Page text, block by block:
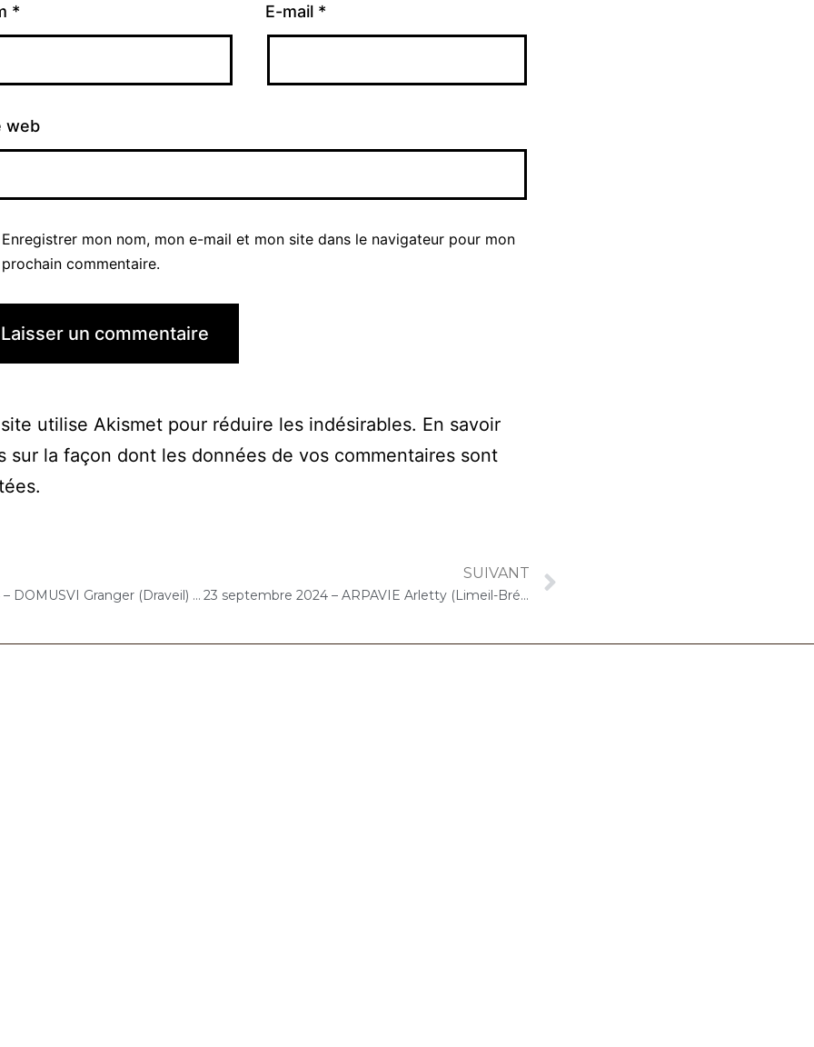
* E-mail *
web
Enregistrer mon nom, mon e-mail et mon site dans le navigateur pour mon
prochain commentaire.
utilise Akismet pour réduire les indésirables. En savoir
sur la façon dont les données de vos commentaires sont
.
19 septembre 2024 – DOMUSVI Granger (Draveil) : Atelier « Musique et bien-être, relaxation et détente au son du violoncelle »
SUIVANT
23 septembre 2024 – ARPAVIE Arletty (Limeil-Brévannes) : Concert « Gelato-Cello Solo »